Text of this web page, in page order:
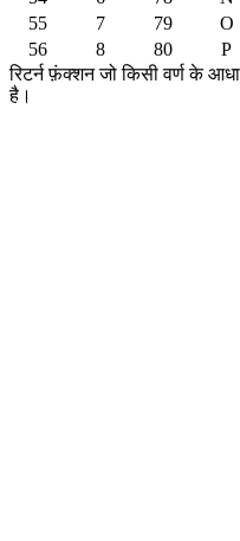
55
7 79 O
56
8 80 P
रिटर्न फ़ंक्शन जो किसी वर्ण के
है।